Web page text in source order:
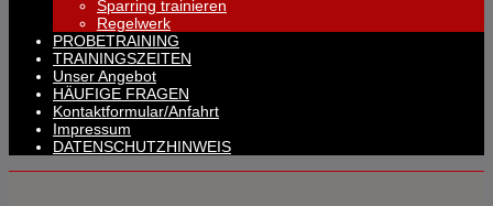
Sparring trainieren
Regelwerk
PROBETRAINING
TRAININGSZEITEN
Unser Angebot
HÄUFIGE FRAGEN
Kontaktformular/Anfahrt
Impressum
DATENSCHUTZHINWEIS